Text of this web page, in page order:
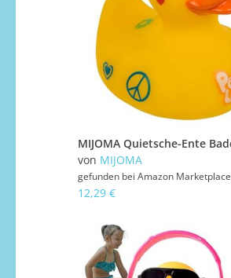
von MIJOMA
gefunden bei Amazon Marketplace
12,29 €